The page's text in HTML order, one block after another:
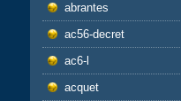
abrantes
ac56-decret
ac6-l
acquet